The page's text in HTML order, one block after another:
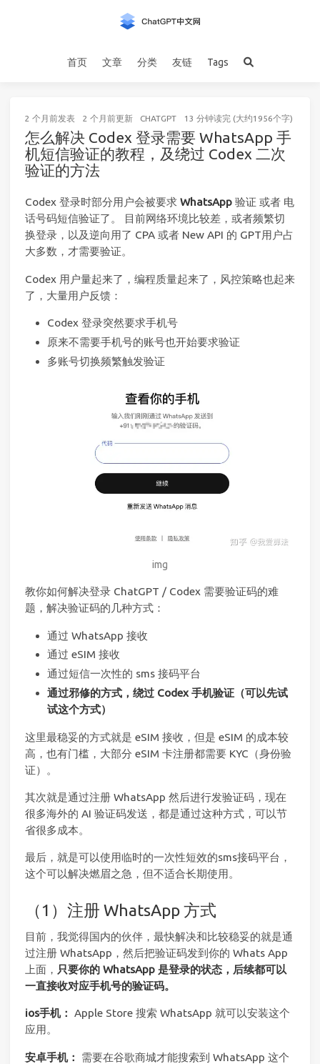
首页 文章 分类 友链 Tags
2 个月前发表 2 个月前更新 CHATGPT 13 分钟读完 (大约1956个字)
怎么解决 Codex 登录需要 WhatsApp 手
机短信验证的教程，及绕过 Codex 二次
验证的方法
Codex 登录时部分用户会被要求 WhatsApp 验证 或者 电
话号码短信验证了。 目前网络环境比较差，或者频繁切
换登录，以及逆向用了 CPA 或者 New API 的 GPT用户占
大多数，才需要验证。
Codex 用户量起来了，编程质量起来了，风控策略也起来
了，大量用户反馈：
Codex 登录突然要求手机号
原来不需要手机号的账号也开始要求验证
多账号切换频繁触发验证
img
教你如何解决登录 ChatGPT / Codex 需要验证码的难
题，解决验证码的几种方式：
通过 WhatsApp 接收
通过 eSIM 接收
通过短信一次性的 sms 接码平台
通过邪修的方式，绕过 Codex 手机验证（可以先试
试这个方式）
这里最稳妥的方式就是 eSIM 接收，但是 eSIM 的成本较
高，也有门槛，大部分 eSIM 卡注册都需要 KYC（身份验
证）。
其次就是通过注册 WhatsApp 然后进行发验证码，现在
很多海外的 AI 验证码发送，都是通过这种方式，可以节
省很多成本。
最后，就是可以使用临时的一次性短效的sms接码平台，
这个可以解决燃眉之急，但不适合长期使用。
（1）注册 WhatsApp 方式
目前，我觉得国内的伙伴，最快解决和比较稳妥的就是通
过注册 WhatsApp，然后把验证码发到你的 Whats App
上面， 只要你的 WhatsApp 是登录的状态，后续都可以
一直接收对应手机号的验证码。
ios手机： Apple Store 搜索 WhatsApp 就可以安装这个
应用。
安卓手机：
需要在谷歌商城才能搜索到 WhatsApp 这个